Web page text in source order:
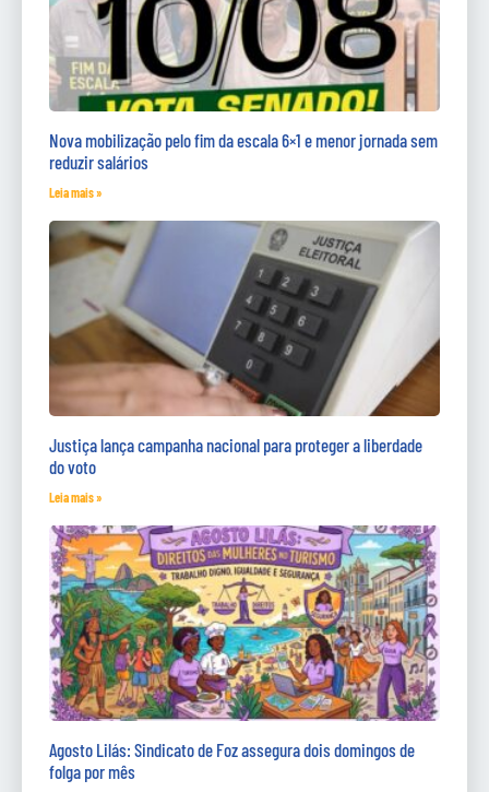
Nova mobilização pelo fim da escala 6×1 e menor jornada sem
reduzir salários
Leia mais »
Justiça lança campanha nacional para proteger a liberdade
do voto
Leia mais »
Agosto Lilás: Sindicato de Foz assegura dois domingos de
folga por mês